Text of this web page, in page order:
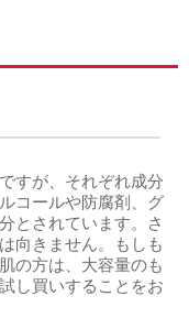
すが、それぞれ成分
コールや防腐剤、グ
とされています。さ
向きません。もしも
の方は、大容量のも
し買いすることをお